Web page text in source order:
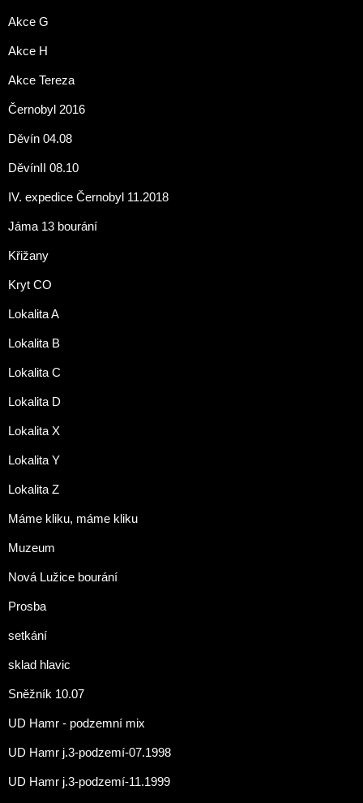
Akce G
Akce H
Akce Tereza
Černobyl 2016
Děvín 04.08
DěvínII 08.10
IV. expedice Černobyl 11.2018
Jáma 13 bourání
Křižany
Kryt CO
Lokalita A
Lokalita B
Lokalita C
Lokalita D
Lokalita X
Lokalita Y
Lokalita Z
Máme kliku, máme kliku
Muzeum
Nová Lužice bourání
Prosba
setkání
sklad hlavic
Sněžník 10.07
UD Hamr - podzemní mix
UD Hamr j.3-podzemí-07.1998
UD Hamr j.3-podzemí-11.1999